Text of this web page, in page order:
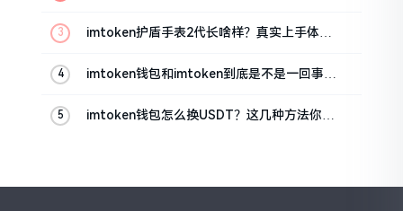
imtoken护盾手表2代长啥样？真实上手体验
imtoken钱包和imtoken到底是不是一回事？
imtoken钱包怎么换USDT？这几种方法你得